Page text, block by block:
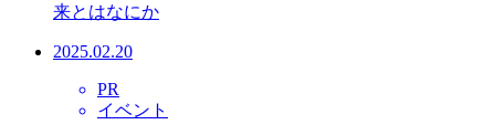
来とはなにか
2025.02.20
PR
イベント